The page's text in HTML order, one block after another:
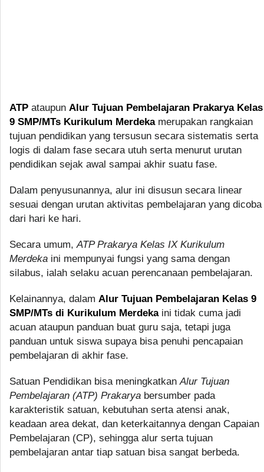
ATP ataupun Alur Tujuan Pembelajaran Prakarya Kelas
9 SMP/MTs Kurikulum Merdekamerupakan rangkaian
tujuan pendidikan yang tersusun secara sistematis serta
logis di dalam fase secara utuh serta menurut urutan
pendidikan sejak awal sampai akhir suatu fase.
Dalam penyusunannya, alur ini disusun secara linear
sesuai dengan urutan aktivitas pembelajaran yang dicoba
dari hari ke hari.
Secara umum,ATP Prakarya Kelas IX Kurikulum
Merdeka ini mempunyai fungsi yang sama dengan
silabus, ialah selaku acuan perencanaan pembelajaran.
Kelainannya, dalam Alur Tujuan Pembelajaran Kelas 9
SMP/MTs di Kurikulum Merdekaini tidak cuma jadi
acuan ataupun panduan buat guru saja, tetapi juga
panduan untuk siswa supaya bisa penuhi pencapaian
pembelajaran di akhir fase.
Satuan Pendidikan bisa meningkatkanAlur Tujuan
Pembelajaran (ATP) Prakarya bersumber pada
karakteristik satuan, kebutuhan serta atensi anak,
keadaan area dekat, dan keterkaitannya dengan Capaian
Pembelajaran (CP), sehingga alur serta tujuan
pembelajaran antar tiap satuan bisa sangat berbeda.